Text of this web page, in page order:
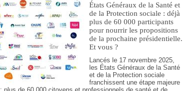
États Généraux de la Santé et
de la Protection sociale : déjà
plus de 60 000 participants
pour nourrir les propositions
de la prochaine présidentielle.
Et vous ?
Lancés le 17 novembre 2025,
les États Généraux de la Santé
et de la Protection sociale
franchissent une étape majeure